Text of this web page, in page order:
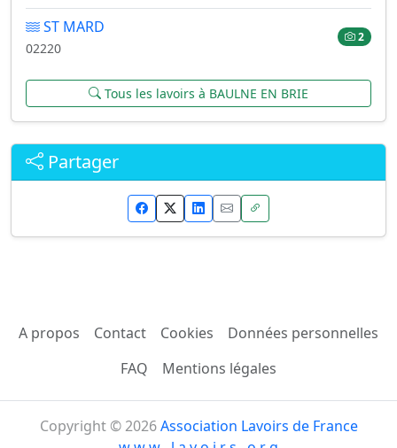
ST MARD
02220
2
Tous les lavoirs à BAULNE EN BRIE
Partager
A propos Contact Cookies
Données personnelles
FAQ
Mentions légales
Copyright © 2026Association Lavoirs de France